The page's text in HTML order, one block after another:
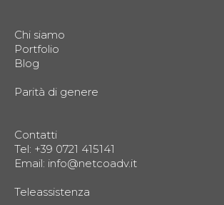
Chi siamo
Portfolio
Blog
Parità di genere
Contatti
Tel: +39 0721 415141
Email: info@netcoadv.it
Teleassistenza